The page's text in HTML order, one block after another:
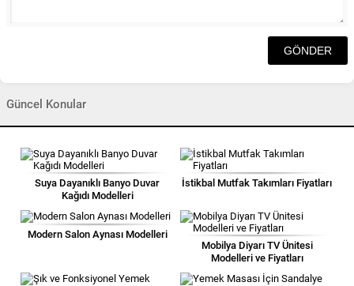
Güncel Konular
Suya Dayanıklı Banyo Duvar
Kağıdı Modelleri
İstikbal Mutfak Takımları Fiyatları
Modern Salon Aynası Modelleri
Mobilya Diyarı TV Ünitesi
Modelleri ve Fiyatları